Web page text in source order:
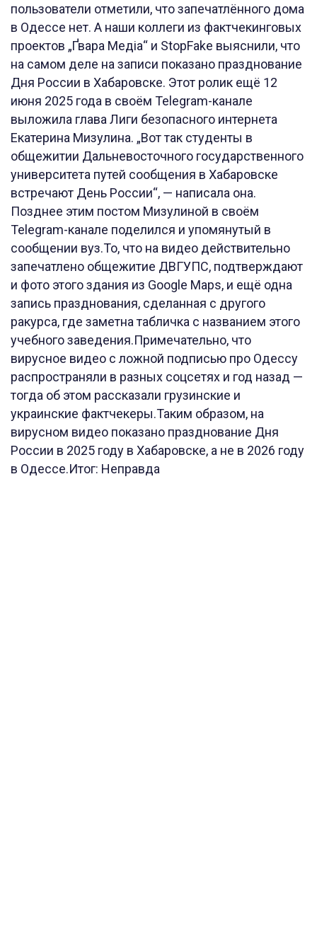
пользователи отметили, что запечатлённого дома
в Одессе нет. А наши коллеги из фактчекинговых
проектов „Ґвара Медіа“ и StopFake выяснили, что
на самом деле на записи показано празднование
Дня России в Хабаровске. Этот ролик ещё 12
июня 2025 года в своём Telegram-канале
выложила глава Лиги безопасного интернета
Екатерина Мизулина. „Вот так студенты в
общежитии Дальневосточного государственного
университета путей сообщения в Хабаровске
встречают День России“, — написала она.
Позднее этим постом Мизулиной в своём
Telegram-канале поделился и упомянутый в
сообщении вуз.То, что на видео действительно
запечатлено общежитие ДВГУПС, подтверждают
и фото этого здания из Google Maps, и ещё одна
запись празднования, сделанная с другого
ракурса, где заметна табличка с названием этого
учебного заведения.Примечательно, что
вирусное видео с ложной подписью про Одессу
распространяли в разных соцсетях и год назад —
тогда об этом рассказали грузинские и
украинские фактчекеры.Таким образом, на
вирусном видео показано празднование Дня
России в 2025 году в Хабаровске, а не в 2026 году
в Одессе.Итог: Неправда